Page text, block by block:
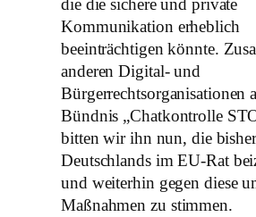
die die sichere und private
Kommunikation erheblich
beeinträchtigen könnte.
anderen Digital- und
Bürgerrechtsorganisationen
Bündnis „Chatkontrolle
bitten wir ihn nun, die
Deutschlands im EU-Rat
und weiterhin gegen diese
Maßnahmen zu stimmen.